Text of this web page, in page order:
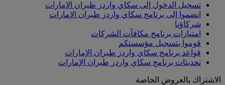
تسجيل الدخول إلى سكاي واردز طيران الإمارات
انضموا إلى برنامج سكاي واردز طيران الإمارات
شركاؤنا
امتيازات برنامج مكافآت الشركات
قوموا بتسجيل مؤسستكم
قواعد برنامج سكاي واردز طيران الإمارات
تحديثات برنامج سكاي واردز طيران الإمارات
الاشتراك بالعروض الخاصة